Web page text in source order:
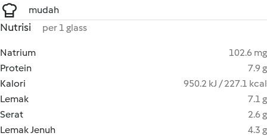
mudah
Nutrisi per 1 glass
Natrium
102.6 mg
Protein
7.9 g
Kalori
950.2 kJ / 227.1 kcal
Lemak
7.1 g
Serat
2.6 g
Lemak Jenuh
4.3 g